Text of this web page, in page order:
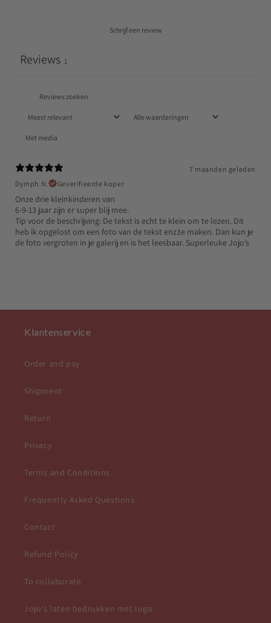
Schrijf een review
Reviews 1
Met media
7 maanden geleden
Dymph N.
Geverifieerde koper
Onze drie kleinkinderen van
6-9-13 jaar zijn er super blij mee.
Tip voor de beschrijving: De tekst is echt te klein om te lezen. Dit
heb ik opgelost om een foto van de tekst enz.te maken. Dan kun je
de foto vergroten in je galerij en is het leesbaar. Superleuke Jojo’s
Klantenservice
Order and pay
Shipment
Return
Privacy
Terms and Conditions
Frequently Asked Questions
Contact
Refund Policy
To collaborate
Jojo's laten bedrukken met logo